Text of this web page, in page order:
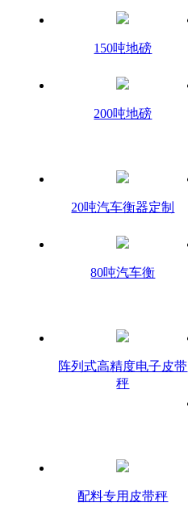
150吨地磅
200吨地磅
20吨汽车衡器定制
80吨汽车衡
阵列式高精度电子皮带
秤
配料专用皮带秤